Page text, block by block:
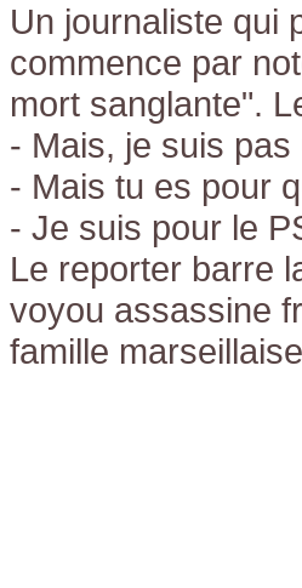
Un journaliste qui
commence par
mort sanglante".
- Mais, je suis
- Mais tu es pour
- Je suis pour le
Le reporter barre
voyou assassine
famille